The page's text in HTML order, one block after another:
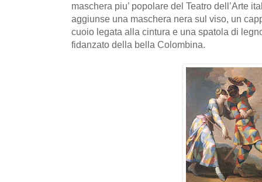
maschera piu’ popolare del Teatro dell’Arte
aggiunse una maschera nera sul viso, un
cuoio legata alla cintura e una spatola di
fidanzato della bella Colombina.